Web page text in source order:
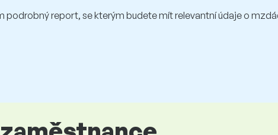
report, se kterým budete mít relevantní údaje o